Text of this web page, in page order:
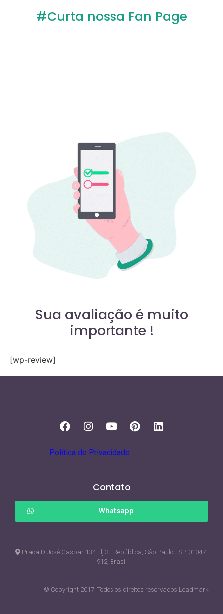
#Curta nossa Fan Page
Sua avaliação é muito
importante !
[wp-review]
Política de Privacidade
Contato
Whatsapp
Praca D José Gaspar 134 - lj 3 - República, São Paulo - SP, 01047-
912, Brasil
© Copyright 2017. Todos os direitos reservados Leadmark